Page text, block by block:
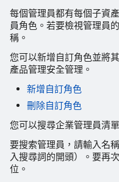
每個管理員都有每個子資
員角色。若要檢視管理員
稱。
您可以新增自訂角色並將
產品管理安全管理。
新增自訂角色
刪除自訂角色
您可以搜尋企業管理員清
要搜索管理員，請輸入名
入搜尋詞的開頭）。要再
位。